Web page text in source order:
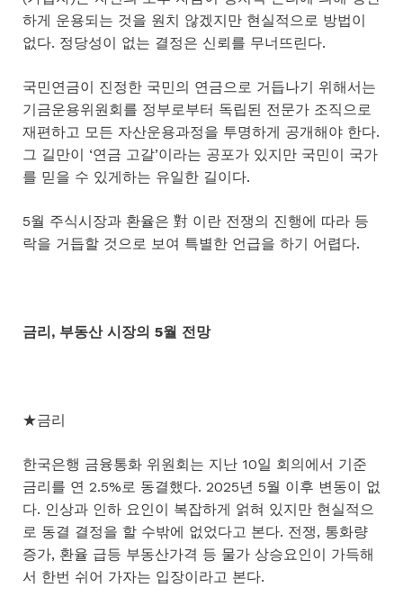
하게 운용되는 것을 원치 않겠지만 현실적으로 방법이
없다. 정당성이 없는 결정은 신뢰를 무너뜨린다.
국민연금이 진정한 국민의 연금으로 거듭나기 위해서는
기금운용위원회를 정부로부터 독립된 전문가 조직으로
재편하고 모든 자산운용과정을 투명하게 공개해야 한다.
그 길만이 ‘연금 고갈’이라는 공포가 있지만 국민이 국가
를 믿을 수 있게하는 유일한 길이다.
5월 주식시장과 환율은 對 이란 전쟁의 진행에 따라 등
락을 거듭할 것으로 보여 특별한 언급을 하기 어렵다.
금리, 부동산 시장의 5월 전망
★금리
한국은행 금융통화 위원회는 지난 10일 회의에서 기준
금리를 연 2.5%로 동결했다. 2025년 5월 이후 변동이 없
다. 인상과 인하 요인이 복잡하게 얽혀 있지만 현실적으
로 동결 결정을 할 수밖에 없었다고 본다. 전쟁, 통화량
증가, 환율 급등 부동산가격 등 물가 상승요인이 가득해
서 한번 쉬어 가자는 입장이라고 본다.